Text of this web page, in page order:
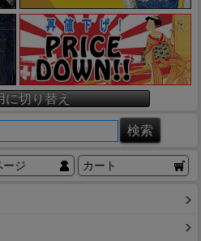
に切り替え
ージ カート